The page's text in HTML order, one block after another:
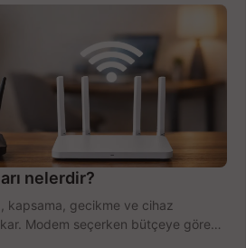
nelerdir?
kapsama, gecikme ve cihaz
Modem seçerken bütçeye göre